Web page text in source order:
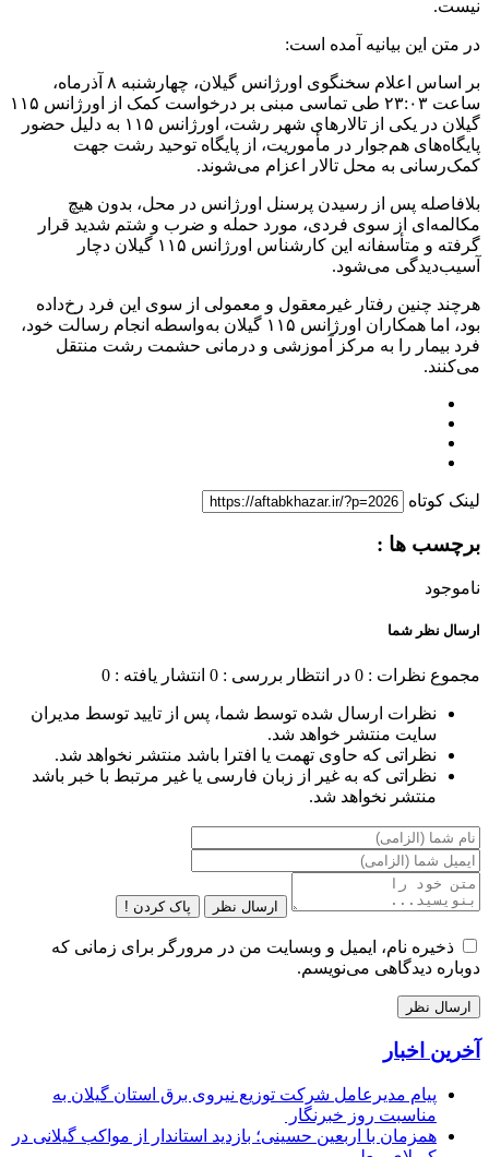
نیست.
در متن این بیانیه آمده است:
بر اساس اعلام سخنگوی اورژانس گیلان، چهارشنبه ۸ آذرماه،
ساعت ۲۳:۰۳ طی تماسی مبنی بر درخواست کمک از اورژانس ۱۱۵
گیلان در یکی از تالارهای شهر رشت، اورژانس ۱۱۵ به دلیل حضور
پایگاه‌های هم‌جوار در مأموریت، از پایگاه توحید رشت جهت
کمک‌رسانی به محل تالار اعزام می‌شوند.
بلافاصله پس از رسیدن پرسنل اورژانس در محل، بدون هیچ
مکالمه‌ای از سوی فردی، مورد حمله و ضرب و شتم شدید قرار
گرفته و متأسفانه این کارشناس اورژانس ۱۱۵ گیلان دچار
آسیب‌دیدگی می‌شود.
هرچند چنین رفتار غیرمعقول و معمولی از سوی این فرد رخ‌داده
بود، اما همکاران اورژانس ۱۱۵ گیلان به‌واسطه انجام رسالت خود،
فرد بیمار را به مرکز آموزشی و درمانی حشمت رشت منتقل
می‌کنند.
لینک کوتاه
برچسب ها :
ناموجود
ارسال نظر شما
مجموع نظرات : 0 در انتظار بررسی : 0 انتشار یافته : 0
نظرات ارسال شده توسط شما، پس از تایید توسط مدیران
سایت منتشر خواهد شد.
نظراتی که حاوی تهمت یا افترا باشد منتشر نخواهد شد.
نظراتی که به غیر از زبان فارسی یا غیر مرتبط با خبر باشد
منتشر نخواهد شد.
ارسال نظر پاک کردن !
ذخیره نام، ایمیل و وبسایت من در مرورگر برای زمانی که
دوباره دیدگاهی می‌نویسم.
آخرین اخبار
پیام مدیرعامل شركت توزیع نیروی برق استان گیلان به
مناسبت روز خبرنگار ‌
همزمان با اربعین حسینی؛ بازدید استاندار از مواکب گیلانی در